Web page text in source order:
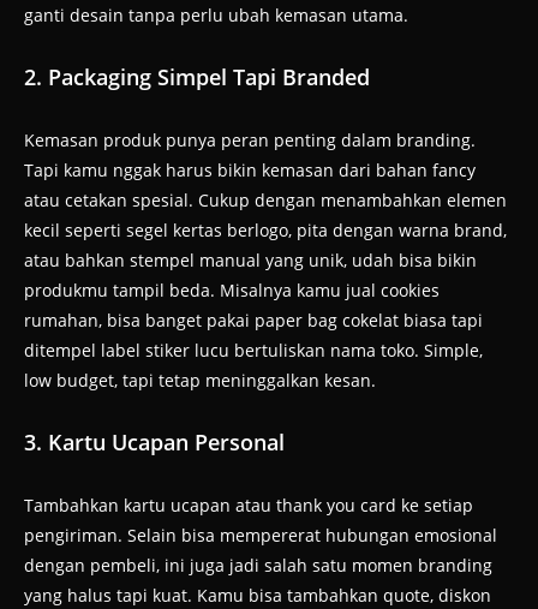
ganti desain tanpa perlu ubah kemasan utama.
2. Packaging Simpel Tapi Branded
Kemasan produk punya peran penting dalam branding.
Tapi kamu nggak harus bikin kemasan dari bahan fancy
atau cetakan spesial. Cukup dengan menambahkan elemen
kecil seperti segel kertas berlogo, pita dengan warna brand,
atau bahkan stempel manual yang unik, udah bisa bikin
produkmu tampil beda. Misalnya kamu jual cookies
rumahan, bisa banget pakai paper bag cokelat biasa tapi
ditempel label stiker lucu bertuliskan nama toko. Simple,
low budget, tapi tetap meninggalkan kesan.
3. Kartu Ucapan Personal
Tambahkan kartu ucapan atau thank you card ke setiap
pengiriman. Selain bisa mempererat hubungan emosional
dengan pembeli, ini juga jadi salah satu momen branding
yang halus tapi kuat. Kamu bisa tambahkan quote, diskon